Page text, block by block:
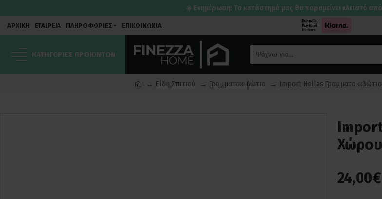
☀️ Ενημέρωση: Το κατάστημά μας θα παραμείνει κλειστό
ΑΡΧΙΚΗ ΕΤΑΙΡΕΙΑ ΠΛΗΡΟΦΟΡΙΕΣ ΕΠΙΚΟΙΝΩΝΙΑ
ΚΑΤΗΓΟΡΙΕΣ ΠΡΟΙΟΝΤΩΝ
Είδη Σπιτιού Γραμματοκιβώτια Import Hellas Γραμματοκιβώτιο
Χώρου
24,00€